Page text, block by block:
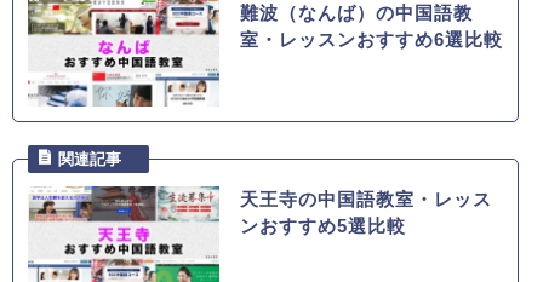
難波（なんば）の中国語教
室・レッスンおすすめ6選比較
天王寺の中国語教室・レッス
ンおすすめ5選比較